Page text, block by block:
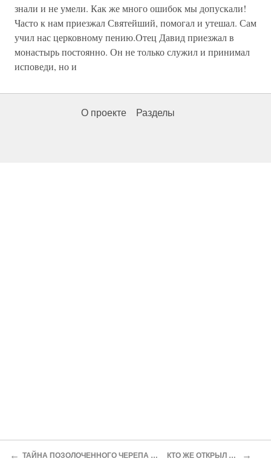
знали и не умели. Как же много ошибок мы допускали!
Часто к нам приезжал Святейший, помогал и утешал. Сам
учил нас церковному пению.Отец Давид приезжал в
монастырь постоянно. Он не только служил и принимал
исповеди, но и
О проекте Разделы
← ТАЙНА ПОЗОЛОЧЕННОГО ЧЕРЕПА И ИМЕНИ ЕГО ХОЗЯИНА КТО ЖЕ ОТКРЫЛ АВСТРАЛИЮ? →